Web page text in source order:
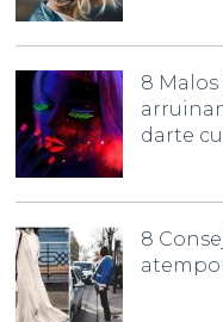
8
darte
8